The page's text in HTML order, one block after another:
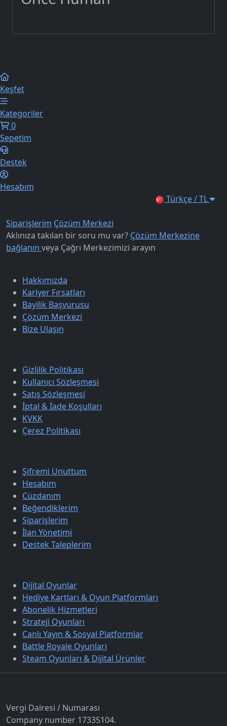
Keşfet
Kategoriler
0
Sepetim
Destek
Hesabım
Türkçe / TL
Siparişlerim Çözüm Merkezi
Aklınıza takılan bir soru mu var? Çözüm Merkezine
bağlanın veya Çağrı Merkezimizi arayın
Hakkımızda
Kariyer Fırsatları
Bayilik Başvurusu
Çözüm Merkezi
Bize Ulaşın
Gizlilik Politikası
Kullanıcı Sözleşmesi
Satış Sözleşmesi
İptal & İade Koşulları
KVKK
Çerez Politikası
Şifremi Unuttum
Hesabım
Cüzdanım
Beğendiklerim
Siparişlerim
İlan Yönetimi
Destek Taleplerim
Dijital Oyunlar
Hediye Kartları & Oyun Platformları
Abonelik Hizmetleri
Strateji Oyunları
Canlı Yayın & Sosyal Platformlar
Battle Royale Oyunları
Steam Oyunları & Dijital Ürünler
Vergi Dairesi / Numarası
Company number 17335104.